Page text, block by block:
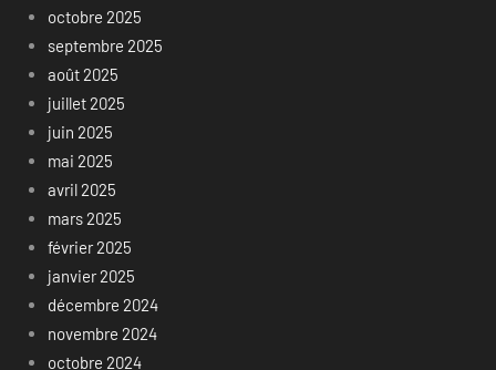
octobre 2025
septembre 2025
août 2025
juillet 2025
juin 2025
mai 2025
avril 2025
mars 2025
février 2025
janvier 2025
décembre 2024
novembre 2024
octobre 2024